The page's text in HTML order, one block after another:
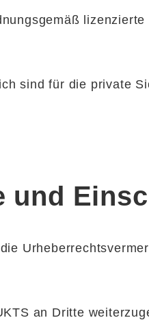
sind für die private
und
an Dritte